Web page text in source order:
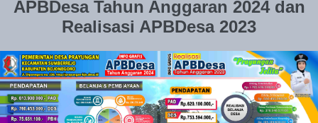
APBDesaTahun Anggaran 2024 dan
Realisasi APBDesa 2023